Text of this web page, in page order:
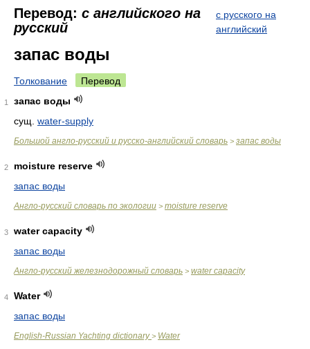
Перевод: с английского на
русский
с русского на
английский
запас воды
Толкование Перевод
1
запас воды
сущ. water-supply
Большой англо-русский и русско-английский словарь > запас воды
2
moisture reserve
запас воды
Англо-русский словарь по экологии > moisture reserve
3
water capacity
запас воды
Англо-русский железнодорожный словарь > water capacity
4
Water
запас воды
English-Russian Yachting dictionary> Water